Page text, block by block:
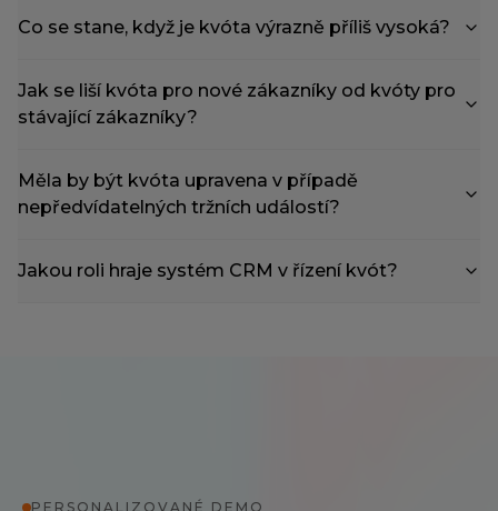
Co se stane, když je kvóta výrazně příliš vysoká?
Jak se liší kvóta pro nové zákazníky od kvóty pro
stávající zákazníky?
Měla by být kvóta upravena v případě
nepředvídatelných tržních událostí?
Jakou roli hraje systém CRM v řízení kvót?
PERSONALIZOVANÉ DEMO